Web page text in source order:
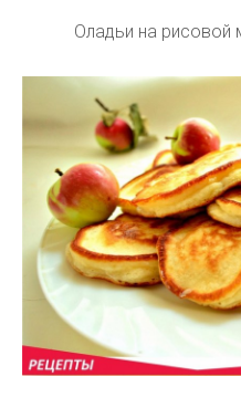
Оладьи на рисовой